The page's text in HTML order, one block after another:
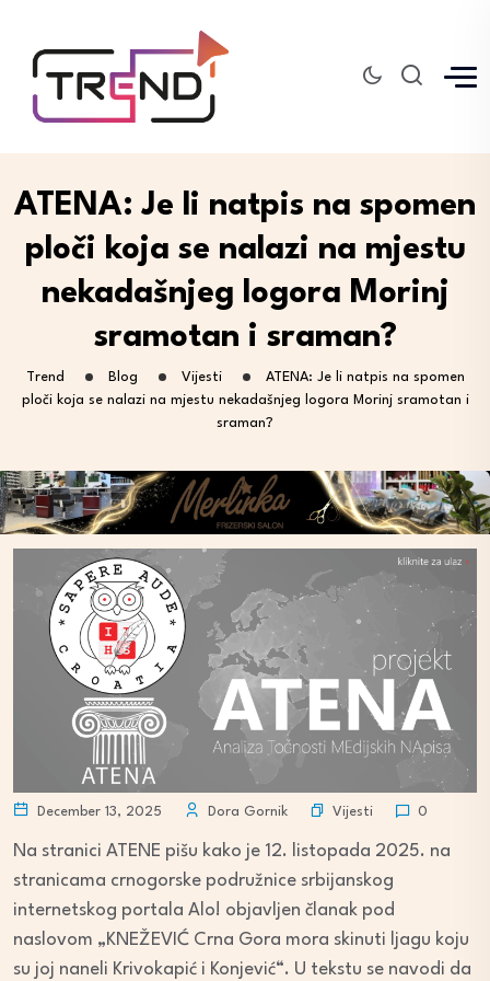
ATENA: Je li natpis na spomen
ploči koja se nalazi na mjestu
nekadašnjeg logora Morinj
sramotan i sraman?
Trend Blog Vijesti
ATENA: Je li natpis na spomen
ploči koja se nalazi na mjestu nekadašnjeg logora Morinj sramotan i
sraman?
December 13, 2025 Dora Gornik Vijesti 0
Na stranici ATENE pišu kako je 12. listopada 2025. na
stranicama crnogorske podružnice srbijanskog
internetskog portala Alo! objavljen članak pod
naslovom „KNEŽEVIĆ Crna Gora mora skinuti ljagu koju
su joj naneli Krivokapić i Konjević“. U tekstu se navodi da